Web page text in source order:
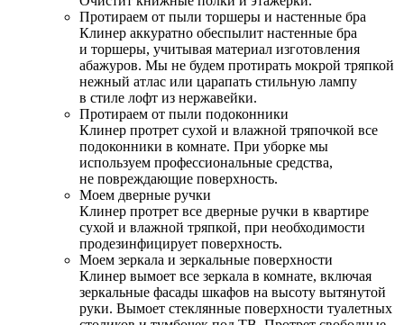
Протираем от пыли торшеры и настенные бра
Клинер аккуратно обеспылит настенные бра
и торшеры, учитывая материал изготовления
абажуров. Мы не будем протирать мокрой тряпкой
нежный атлас или царапать стильную лампу
в стиле лофт из нержавейки.
Протираем от пыли подоконники
Клинер протрет сухой и влажной тряпочкой все
подоконники в комнате. При уборке мы
используем профессиональные средства,
не повреждающие поверхность.
Моем дверные ручки
Клинер протрет все дверные ручки в квартире
сухой и влажной тряпкой, при необходимости
продезинфицирует поверхность.
Моем зеркала и зеркальные поверхности
Клинер вымоет все зеркала в комнате, включая
зеркальные фасады шкафов на высоту вытянутой
руки. Вымоет стеклянные поверхности туалетных